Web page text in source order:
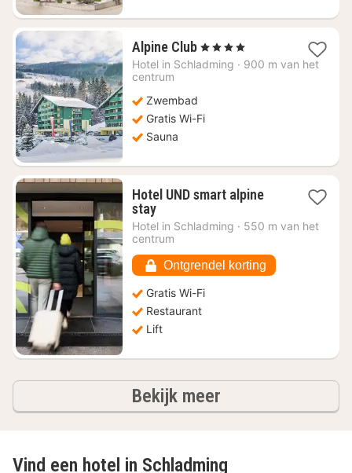
Alpine Club1
nacht
vanaf
, 4 Sterren
Hotel in Schladming · 900 m van het
centrum
Zwembad
Gratis Wi-Fi
Sauna
Hotel UND smart alpine
stay1
nacht
vanaf
170,68
Hotel in Schladming · 550 m van het
centrum
Ontgrendel korting
Gratis Wi-Fi
Restaurant
Lift
Bekijk meerhotels
Vind een hotel in Schladming